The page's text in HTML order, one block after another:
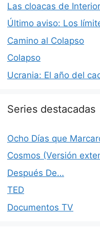
Las cloacas de Interior
Último aviso: Los
Camino al Colapso
Colapso
Ucrania: El año del
Series destacadas
Ocho Días que
Cosmos (Versión
Después De…
TED
Documentos TV